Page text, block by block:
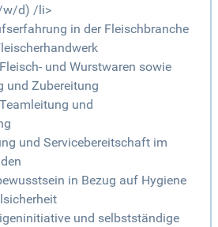
w/d) /li>
in der Fleischbranche
und Wurstwaren sowie
und Zubereitung
und
und Servicebereitschaft im
in Bezug auf Hygiene
und selbstständige